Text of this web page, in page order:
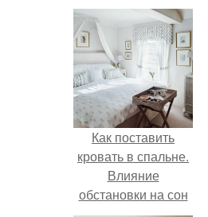
Как поставить
кровать в спальне.
Влияние
обстановки на сон